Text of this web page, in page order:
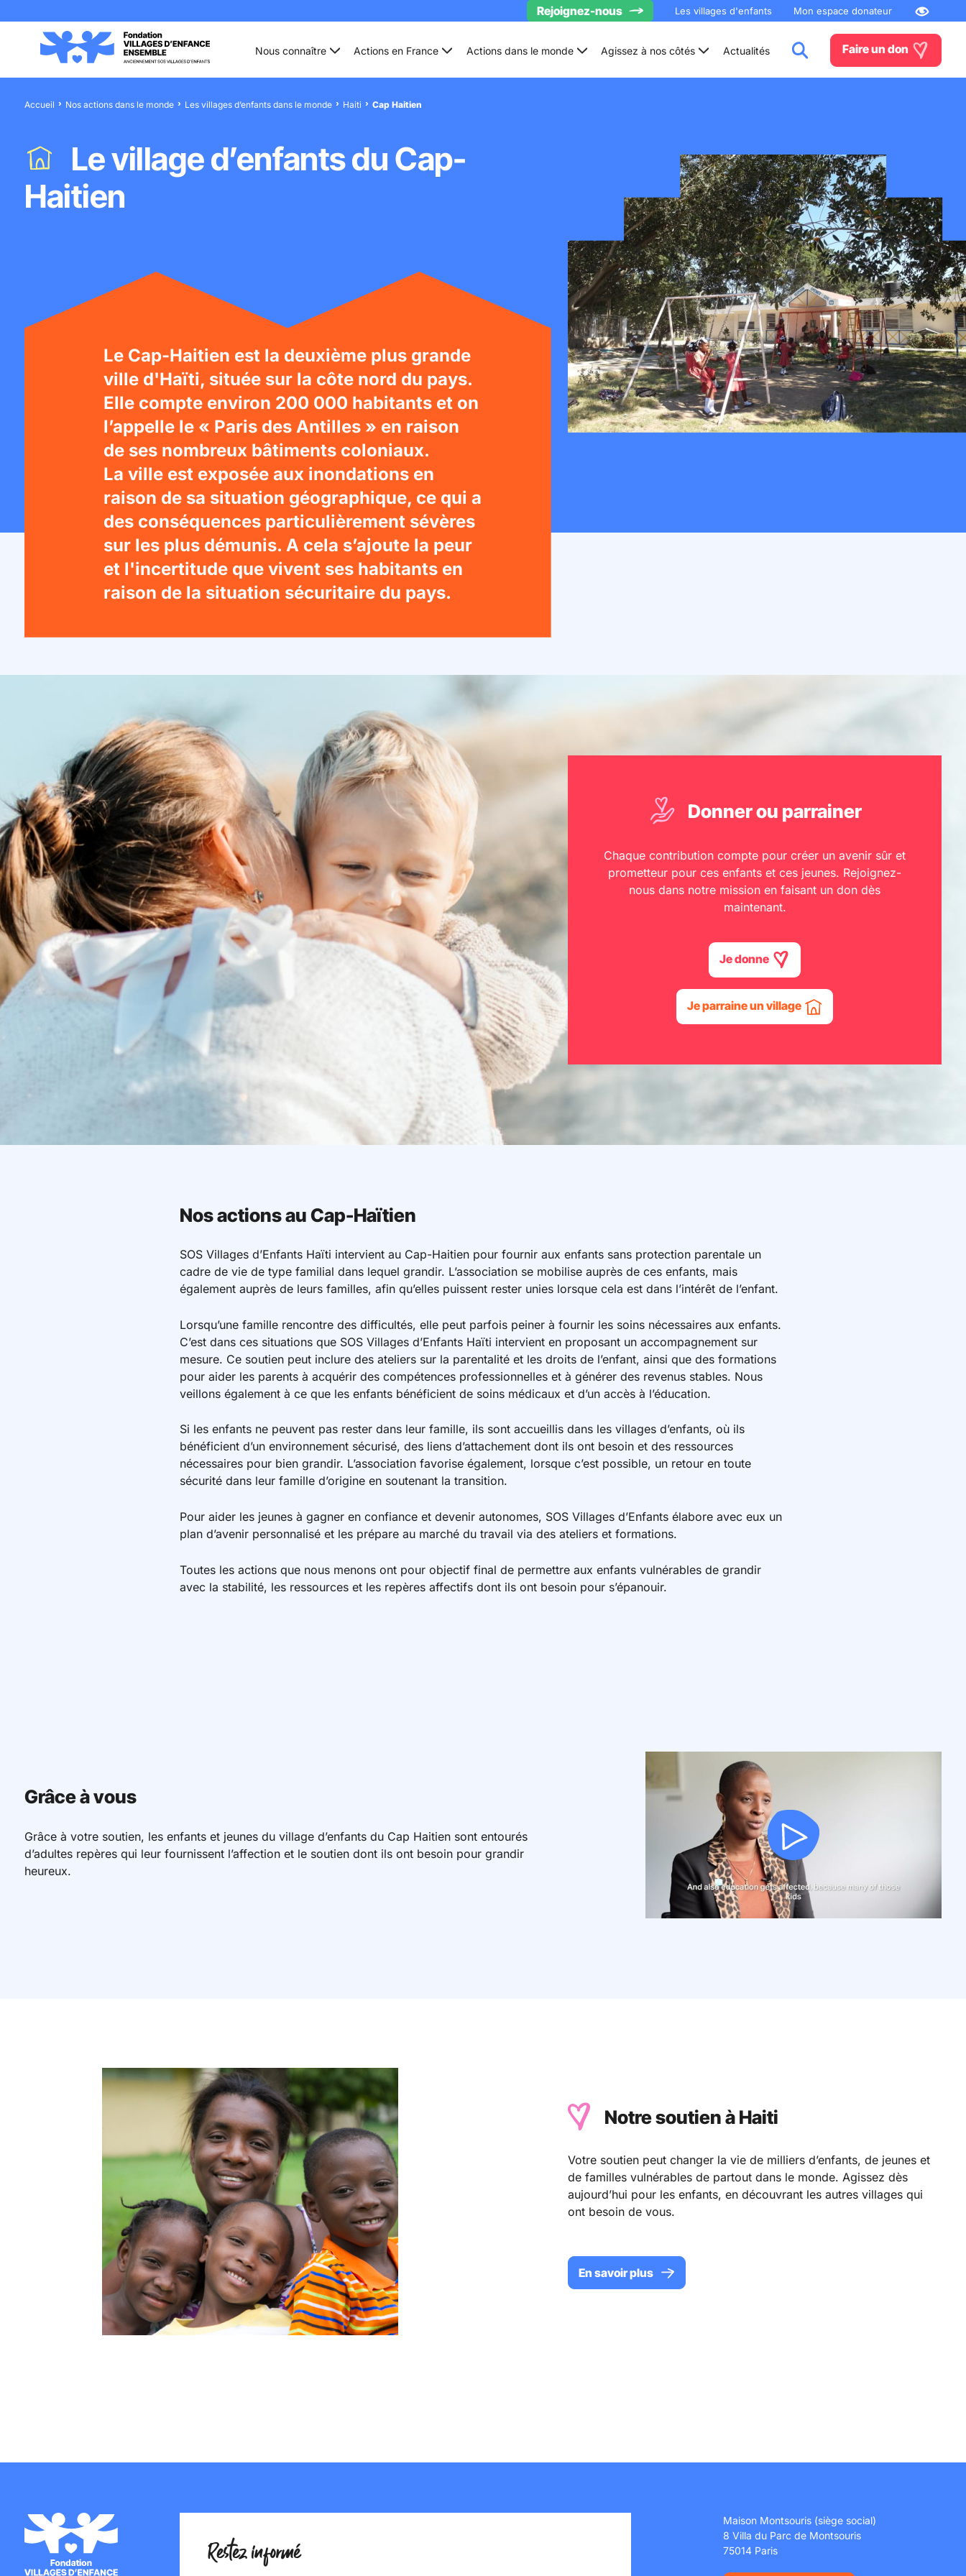
Rejoignez-nous Les villages d'enfants Mon espace donateur
Nous connaître Actions en France Actions dans le monde Agissez à nos côtés Actualités Faire un don
Accueil Nos actions dans le monde Les villages d’enfants dans le monde Haiti Cap Haitien
Le village d’enfants du Cap-
Haitien
Le Cap-Haitien est la deuxième plus grande
ville d'Haïti, située sur la côte nord du pays.
Elle compte environ 200 000 habitants et on
l’appelle le « Paris des Antilles » en raison
de ses nombreux bâtiments coloniaux.
La ville est exposée aux inondations en
raison de sa situation géographique, ce qui a
des conséquences particulièrement sévères
sur les plus démunis. A cela s’ajoute la peur
et l'incertitude que vivent ses habitants en
raison de la situation sécuritaire du pays.
Donner ou parrainer
Chaque contribution compte pour créer un avenir sûr et
prometteur pour ces enfants et ces jeunes. Rejoignez-
nous dans notre mission en faisant un don dès
maintenant.
Je donne
Je parraine un village
Nos actions au Cap-Haïtien
SOS Villages d’Enfants Haïti intervient au Cap-Haitien pour fournir aux enfants sans protection parentale un
cadre de vie de type familial dans lequel grandir. L’association se mobilise auprès de ces enfants, mais
également auprès de leurs familles, afin qu’elles puissent rester unies lorsque cela est dans l’intérêt de l’enfant.
Lorsqu’une famille rencontre des difficultés, elle peut parfois peiner à fournir les soins nécessaires aux enfants.
C’est dans ces situations que SOS Villages d’Enfants Haïti intervient en proposant un accompagnement sur
mesure. Ce soutien peut inclure des ateliers sur la parentalité et les droits de l’enfant, ainsi que des formations
pour aider les parents à acquérir des compétences professionnelles et à générer des revenus stables. Nous
veillons également à ce que les enfants bénéficient de soins médicaux et d’un accès à l’éducation.
Si les enfants ne peuvent pas rester dans leur famille, ils sont accueillis dans les villages d’enfants, où ils
bénéficient d’un environnement sécurisé, des liens d’attachement dont ils ont besoin et des ressources
nécessaires pour bien grandir. L’association favorise également, lorsque c’est possible, un retour en toute
sécurité dans leur famille d’origine en soutenant la transition.
Pour aider les jeunes à gagner en confiance et devenir autonomes, SOS Villages d’Enfants élabore avec eux un
plan d’avenir personnalisé et les prépare au marché du travail via des ateliers et formations.
Toutes les actions que nous menons ont pour objectif final de permettre aux enfants vulnérables de grandir
avec la stabilité, les ressources et les repères affectifs dont ils ont besoin pour s’épanouir.
Grâce à vous
Grâce à votre soutien, les enfants et jeunes du village d’enfants du Cap Haitien sont entourés
d’adultes repères qui leur fournissent l’affection et le soutien dont ils ont besoin pour grandir
heureux.
Notre soutien à Haiti
Votre soutien peut changer la vie de milliers d’enfants, de jeunes et
de familles vulnérables de partout dans le monde. Agissez dès
aujourd’hui pour les enfants, en découvrant les autres villages qui
ont besoin de vous.
En savoir plus
Restez informé
Maison Montsouris (siège social)
8 Villa du Parc de Montsouris
75014 Paris